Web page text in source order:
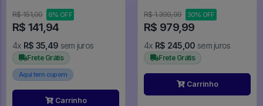
R$ 151,00 6% OFF
R$ 141,94
4x R$ 35,49 sem juros
Frete Grátis
Aqui tem cupom
Carrinho
R$ 1.399,99
30% OFF
R$ 979,99
4x R$ 245,00 sem juros
Frete Grátis
Carrinho